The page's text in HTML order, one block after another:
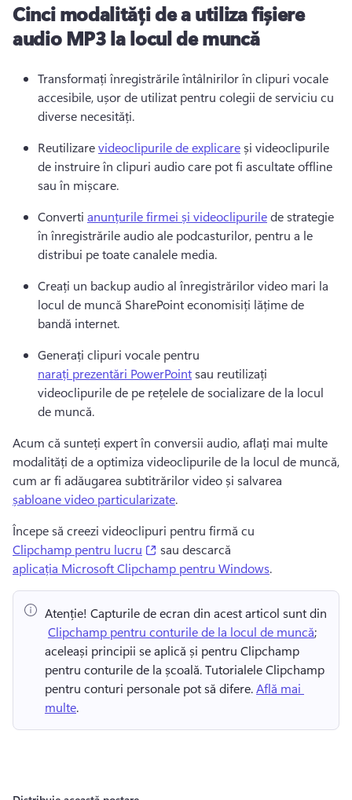
Cinci modalități de a utiliza fișiere
audio MP3 la locul de muncă
Transformați înregistrările întâlnirilor în clipuri vocale
accesibile, ușor de utilizat pentru colegii de serviciu cu
diverse necesități.
Reutilizare videoclipurile de explicare și videoclipurile
de instruire în clipuri audio care pot fi ascultate offline
sau în mișcare.
Converti anunțurile firmei și videoclipurile de strategie
în înregistrările audio ale podcasturilor, pentru a le
distribui pe toate canalele media.
Creați un backup audio al înregistrărilor video mari la
locul de muncă SharePoint economisiți lățime de
bandă internet.
Generați clipuri vocale pentru
narați prezentări PowerPoint sau reutilizați
videoclipurile de pe rețelele de socializare de la locul
de muncă.
Acum că sunteți expert în conversii audio, aflați mai multe
modalități de a optimiza videoclipurile de la locul de muncă,
cum ar fi adăugarea subtitrărilor video și salvarea
șabloane video particularizate.
Începe să creezi videoclipuri pentru firmă cu
Clipchamp pentru lucru
(opens in a new tab)
sau descarcă
aplicația Microsoft Clipchamp pentru Windows.
Atenție! Capturile de ecran din acest articol sunt din
Clipchamp pentru conturile de la locul de muncă;
aceleași principii se aplică și pentru Clipchamp
pentru conturile de la școală. Tutorialele Clipchamp
pentru conturi personale pot să difere. Află mai
multe.